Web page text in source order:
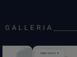
GALLERIA